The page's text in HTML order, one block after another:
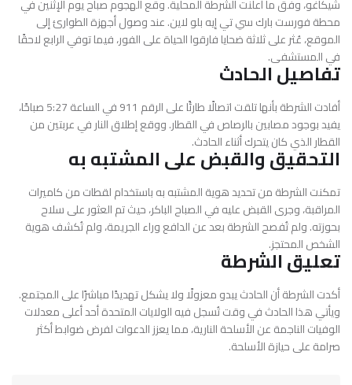
شيكاغو، وفق ما أعلنت الشرطة المحلية. وقع الهجوم صباح يوم الإثنين في
محطة فورست بارك سي تي إيه بلو لاين. عند وصول أجهزة الطوارئ إلى
الموقع، عُثر على ثلاثة ضحايا فارقوا الحياة على الفور، فيما توفي الرابع لاحقًا
في المستشفى.
تفاصيل الحادث
أفادت الشرطة بأنها تلقت اتصالًا طارئًا على الرقم 911 في الساعة 5:27 صباحًا،
يفيد بوجود مصابين بالرصاص في القطار. ووقع إطلاق النار في عربتين من
القطار الذي كان يتحرك أثناء الحادث.
التحقيق والقبض على المشتبه به
تمكنت الشرطة من تحديد هوية المشتبه به باستخدام لقطات من كاميرات
المراقبة، وجرى القبض عليه في الصباح الباكر، حيث تم العثور على سلاح
بحوزته. ولم تُفصح الشرطة بعد عن الدافع وراء الجريمة، ولم تُكشف هوية
الشخص المحتجز.
تعليق الشرطة
أكدت الشرطة أن الحادث يبدو معزولًا ولا يشكل تهديدًا مباشرًا على المجتمع.
ويأتي هذا الحادث في وقت تُسجل فيه الولايات المتحدة أحد أعلى معدلات
الوفيات الناجمة عن الأسلحة النارية، مما يعزز الدعوات لفرض ضوابط أكثر
صرامة على حيازة الأسلحة.